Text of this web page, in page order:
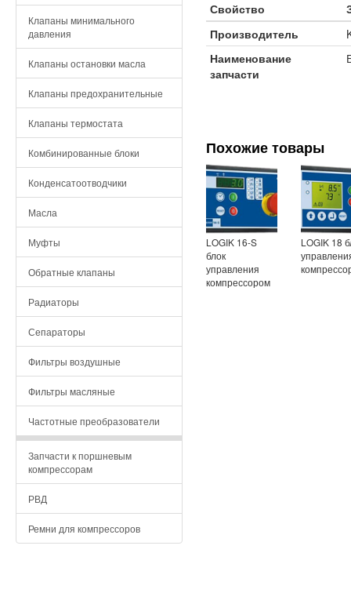
Клапаны минимального
давления
Клапаны остановки масла
Клапаны предохранительные
Клапаны термостата
Комбинированные блоки
Конденсатоотводчики
Масла
Муфты
Обратные клапаны
Радиаторы
Сепараторы
Фильтры воздушные
Фильтры масляные
Частотные преобразователи
Запчасти к поршневым
компрессорам
РВД
Ремни для компрессоров
Свойство
Производитель
Наименование
запчасти
Похожие товары
LOGIK 16-S
блок
управления
компрессором
LOGIK 18